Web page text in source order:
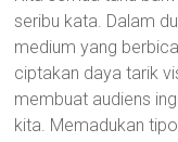
seribu kata. Dalam
medium yang
ciptakan daya tarik
membuat audiens
kita. Memadukan